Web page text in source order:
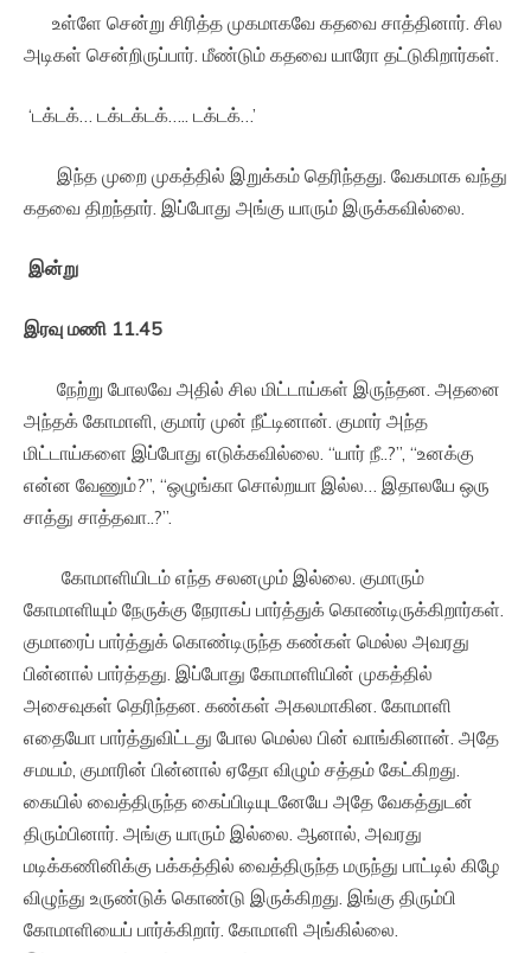
உள்ளே சென்று சிரித்த முகமாகவே கதவை சாத்தினார். சில
அடிகள் சென்றிருப்பார். மீண்டும் கதவை யாரோ தட்டுகிறார்கள்.
‘டக்டக்… டக்டக்டக்….. டக்டக்…’
இந்த முறை முகத்தில் இறுக்கம் தெரிந்தது. வேகமாக வந்து
கதவை திறந்தார். இப்போது அங்கு யாரும் இருக்கவில்லை.
இன்று
இரவு மணி 11.45
நேற்று போலவே அதில் சில மிட்டாய்கள் இருந்தன. அதனை
அந்தக் கோமாளி, குமார் முன் நீட்டினான். குமார் அந்த
மிட்டாய்களை இப்போது எடுக்கவில்லை. “யார் நீ..?”, “உனக்கு
என்ன வேணும்?”, “ஒழுங்கா சொல்றயா இல்ல… இதாலயே ஒரு
சாத்து சாத்தவா..?”.
கோமாளியிடம் எந்த சலனமும் இல்லை. குமாரும்
கோமாளியும் நேருக்கு நேராகப் பார்த்துக் கொண்டிருக்கிறார்கள்.
குமாரைப் பார்த்துக் கொண்டிருந்த கண்கள் மெல்ல அவரது
பின்னால் பார்த்தது. இப்போது கோமாளியின் முகத்தில்
அசைவுகள் தெரிந்தன. கண்கள் அகலமாகின. கோமாளி
எதையோ பார்த்துவிட்டது போல மெல்ல பின் வாங்கினான். அதே
சமயம், குமாரின் பின்னால் ஏதோ விழும் சத்தம் கேட்கிறது.
கையில் வைத்திருந்த கைப்பிடியுடனேயே அதே வேகத்துடன்
திரும்பினார். அங்கு யாரும் இல்லை. ஆனால், அவரது
மடிக்கணினிக்கு பக்கத்தில் வைத்திருந்த மருந்து பாட்டில் கிழே
விழுந்து உருண்டுக் கொண்டு இருக்கிறது. இங்கு திரும்பி
கோமாளியைப் பார்க்கிறார். கோமாளி அங்கில்லை.